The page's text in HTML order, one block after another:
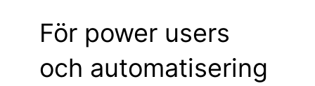
För power users
och automatisering